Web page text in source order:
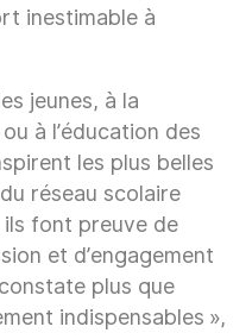
inestimable à
jeunes, à la
à l’éducation des
les plus belles
réseau scolaire
ils font preuve de
et d’engagement
plus que
indispensables »,